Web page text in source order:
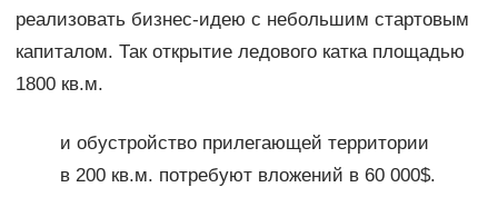
реализовать бизнес-идею с небольшим стартовым
капиталом. Так открытие ледового катка площадью
1800 кв.м.
и обустройство прилегающей территории
в 200 кв.м. потребуют вложений в 60 000$.